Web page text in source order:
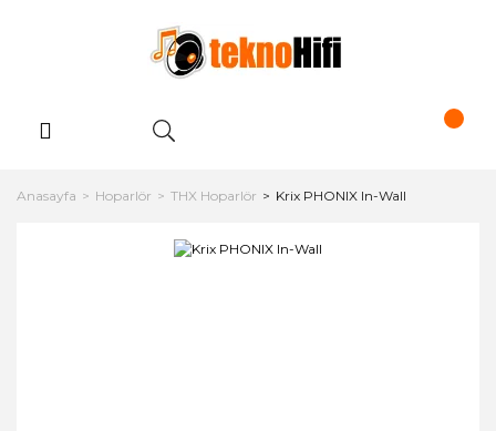
Anasayfa Hoparlör THX Hoparlör Krix PHONIX In-Wall